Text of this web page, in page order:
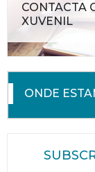
CONTACTA
XUVENIL
ONDE